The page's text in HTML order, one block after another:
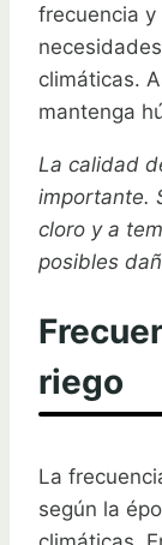
frecuencia
climáticas.
mantenga
La calidad
importante.
cloro y a
posibles
riego
La
según la